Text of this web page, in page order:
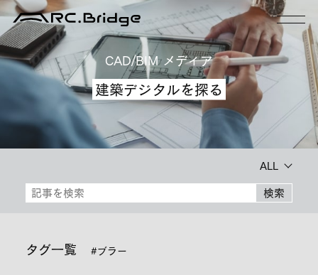
CAD/BIM メディア
建築デジタルを探る
ALL
検索
タグ一覧 #ブラー